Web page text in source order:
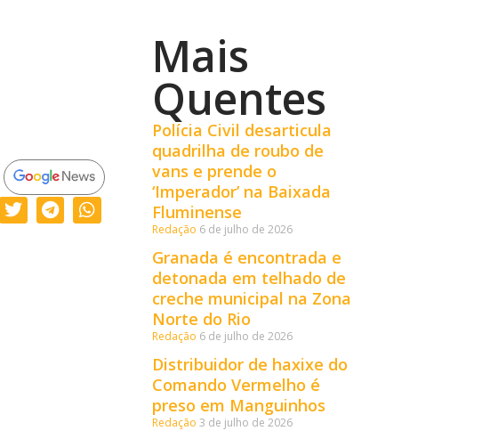
Mais
Quentes
Polícia Civil desarticula
quadrilha de roubo de
vans e prende o
‘Imperador’ na Baixada
Fluminense
Redação 6 de julho de 2026
Granada é encontrada e
detonada em telhado de
creche municipal na Zona
Norte do Rio
Redação 6 de julho de 2026
Distribuidor de haxixe do
Comando Vermelho é
preso em Manguinhos
Redação 3 de julho de 2026